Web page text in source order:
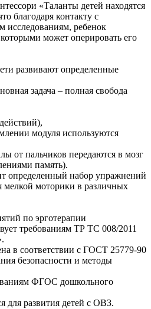
«Таланты детей находятся
благодаря контакту с
исследованиям, ребенок
может оперировать его
развивают определенные
задача – полная свобода
модуля используются
от пальчиков передаются в мозг
память).
определенный набор упражнений
мелкой моторики в различных
по эрготерапии
требованиям ТР ТС 008/2011
в соответствии с ГОСТ 25779-90
безопасности и методы
ФГОС дошкольного
развития детей с ОВЗ.